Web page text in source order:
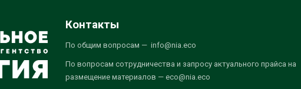
Контакты
По общим вопросам — info@nia.eco
По вопросам сотрудничества и запросу актуального прайса на
размещение материалов — eco@nia.eco